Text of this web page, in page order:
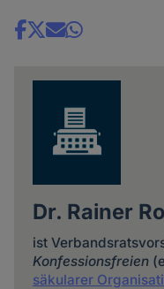
Share
Dr. Rainer
ist
Konfessionsfreien
säkularer